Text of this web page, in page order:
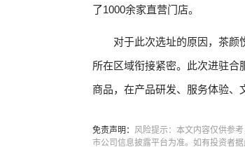
了1000余家直营门店。
对于此次选址的原因，茶颜
所在区域衔接紧密。此次进驻
商品，在产品研发、服务体验、
免责声明： 风险提示：本文内容仅供参
市公司信息披露平台为准。如有投资者